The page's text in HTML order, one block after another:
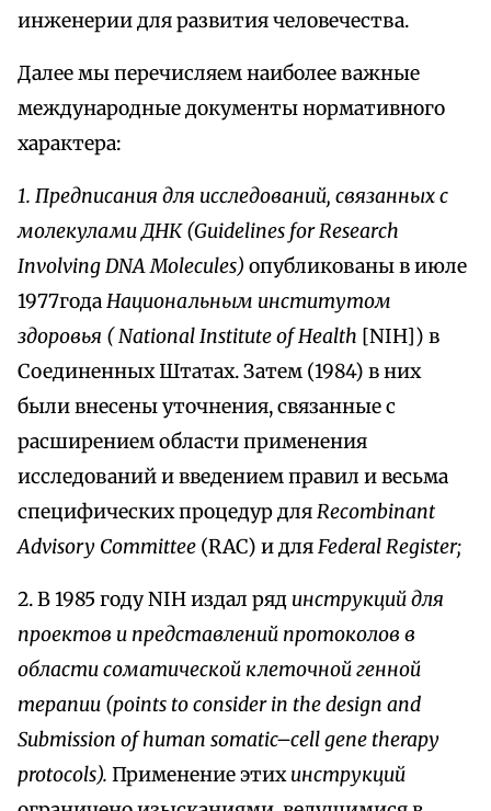
инженерии для развития человечества.
Далее мы перечисляем наиболее важные
международные документы нормативного
характера:
1. Предписания для исследований, связанных с
молекулами ДНК (Guidelines for Research
Involving DNA Molecules) опубликованы в июле
1977годаНациональным институтом
здоровья ( National Institute of Health [NIH]) в
Соединенных Штатах. Затем (1984) в них
были внесены уточнения, связанные с
расширением области применения
исследований и введением правил и весьма
специфических процедур дляRecombinant
Advisory Committee (RAC) и дляFederal Register;
2. В 1985 году NIH издал ряд инструкций для
проектов и представлений протоколов в
области соматической клеточной генной
терапии (points to consider in the design and
Submission of human somatic–cell gene therapy
protocols). Применение этихинструкций